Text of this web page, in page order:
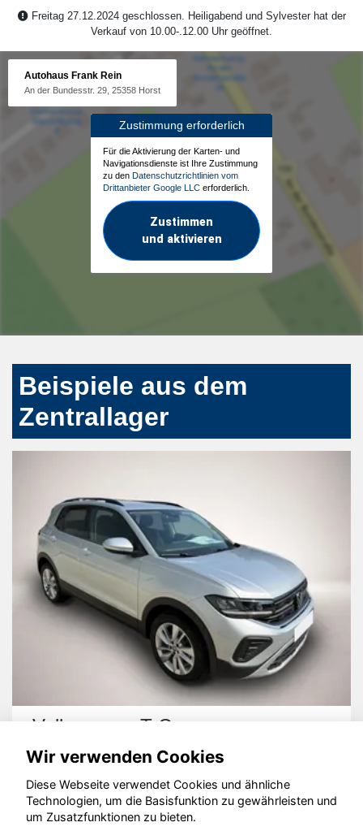
Freitag 27.12.2024 geschlossen. Heiligabend und Sylvester hat der
Verkauf von 10.00-.12.00 Uhr geöffnet.
Autohaus Frank Rein
An der Bundesstr. 29, 25358 Horst
Zustimmung erforderlich
Für die Aktivierung der Karten- und
Navigationsdienste ist Ihre Zustimmung
zu den Datenschutzrichtlinien vom
Drittanbieter Google LLC erforderlich.
Zustimmen
und aktivieren
Beispiele aus dem
Zentrallager
© konjunkturmotor.de GmbH 2020 - 2026
Wir verwenden Cookies
Diese Webseite verwendet Cookies und ähnliche
Technologien, um die Basisfunktion zu gewährleisten und
um Zusatzfunktionen zu bieten.